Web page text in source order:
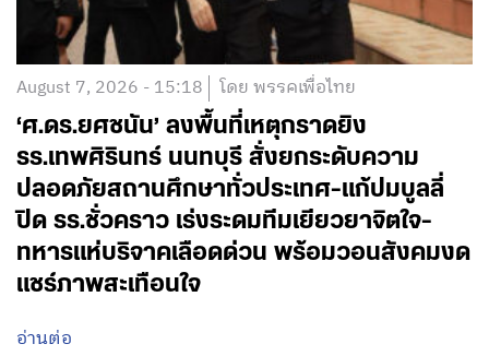
August 7, 2026 - 15:18 โดย พรรคเพื่อไทย
‘ศ.ดร.ยศชนัน’ ลงพื้นที่เหตุกราดยิง
รร.เทพศิรินทร์ นนทบุรี สั่งยกระดับความ
ปลอดภัยสถานศึกษาทั่วประเทศ-แก้ปมบูลลี่
ปิด รร.ชั่วคราว เร่งระดมทีมเยียวยาจิตใจ-
ทหารแห่บริจาคเลือดด่วน พร้อมวอนสังคมงด
แชร์ภาพสะเทือนใจ
อ่านต่อ